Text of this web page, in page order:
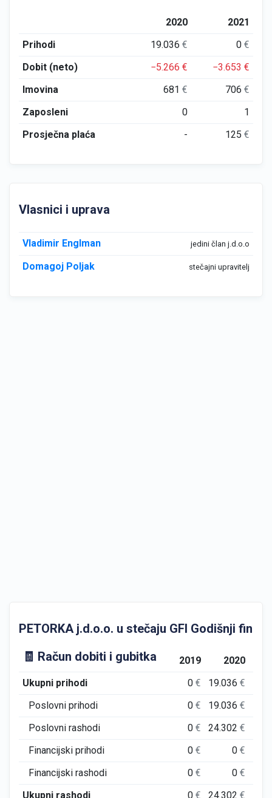
2020
2021
Prihodi
19.036€ 0€
Dobit (neto)
−5.266€ −3.653€
Imovina
681€ 706€
Zaposleni
0
1
Prosječna plaća
- 125€
Vlasnici i uprava
Vladimir Englman jedini član j.d.o.o
Domagoj Poljak stečajni upravitelj
PETORKA j.d.o.o. u stečaju GFI Godišnji
🧾 Račun dobiti i gubitka
2019 2020
Ukupni prihodi
0€ 19.036€
Poslovni prihodi
0€ 19.036€
Poslovni rashodi
0€ 24.302€
Financijski prihodi
0€ 0€
Financijski rashodi
0€ 0€
Ukupni rashodi
0€ 24.302€